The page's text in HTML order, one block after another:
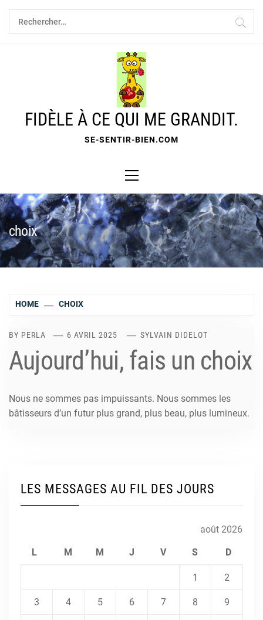
Skip
content
Rechercher :
FIDÈLE À CE QUI ME GRANDIT.
SE-SENTIR-BIEN.COM
Menu
choix
HOME CHOIX
BY PERLA 6 AVRIL 2025 SYLVAIN DIDELOT
Aujourd’hui, fais un choix
Nous ne sommes pas impuissants. Nous sommes les
bâtisseurs d’un futur plus grand, plus beau, plus lumineux.
LES MESSAGES AU FIL DES JOURS
août 2026
L M M J V S D
1 2
3 4 5 6 7 8 9